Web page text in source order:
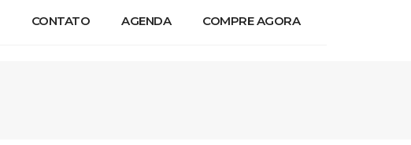
CONTATO AGENDA COMPRE AGORA